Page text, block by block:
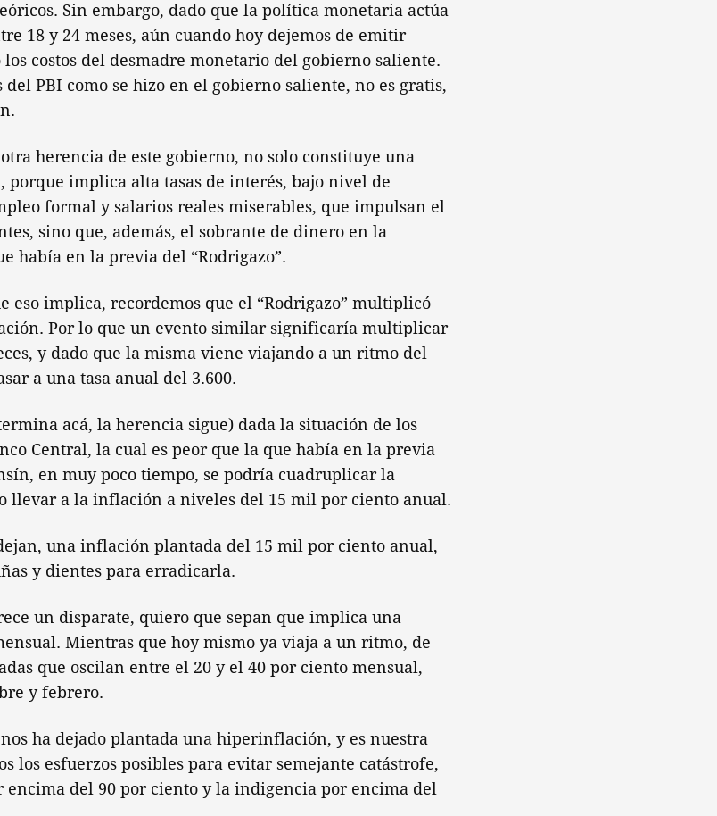
Sin embargo, dado que la política monetaria actúa
18 y 24 meses, aún cuando hoy dejemos de emitir
costos del desmadre monetario del gobierno saliente.
PBI como se hizo en el gobierno saliente, no es gratis,
herencia de este gobierno, no solo constituye una
porque implica alta tasas de interés, bajo nivel de
formal y salarios reales miserables, que impulsan el
sino que, además, el sobrante de dinero en la
había en la previa del “Rodrigazo”.
eso implica, recordemos que el “Rodrigazo” multiplicó
Por lo que un evento similar significaría multiplicar
y dado que la misma viene viajando a un ritmo del
a una tasa anual del 3.600.
acá, la herencia sigue) dada la situación de los
Central, la cual es peor que la que había en la previa
en muy poco tiempo, se podría cuadruplicar la
llevar a la inflación a niveles del 15 mil por ciento anual.
una inflación plantada del 15 mil por ciento anual,
y dientes para erradicarla.
un disparate, quiero que sepan que implica una
Mientras que hoy mismo ya viaja a un ritmo, de
que oscilan entre el 20 y el 40 por ciento mensual,
y febrero.
ha dejado plantada una hiperinflación, y es nuestra
los esfuerzos posibles para evitar semejante catástrofe,
encima del 90 por ciento y la indigencia por encima del